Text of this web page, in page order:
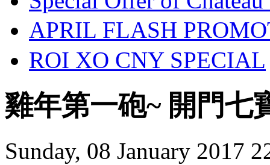
APRIL FLASH
ROI XO CNY SPECIAL
雞年第一砲~ 開門七
Sunday, 08 January 2017